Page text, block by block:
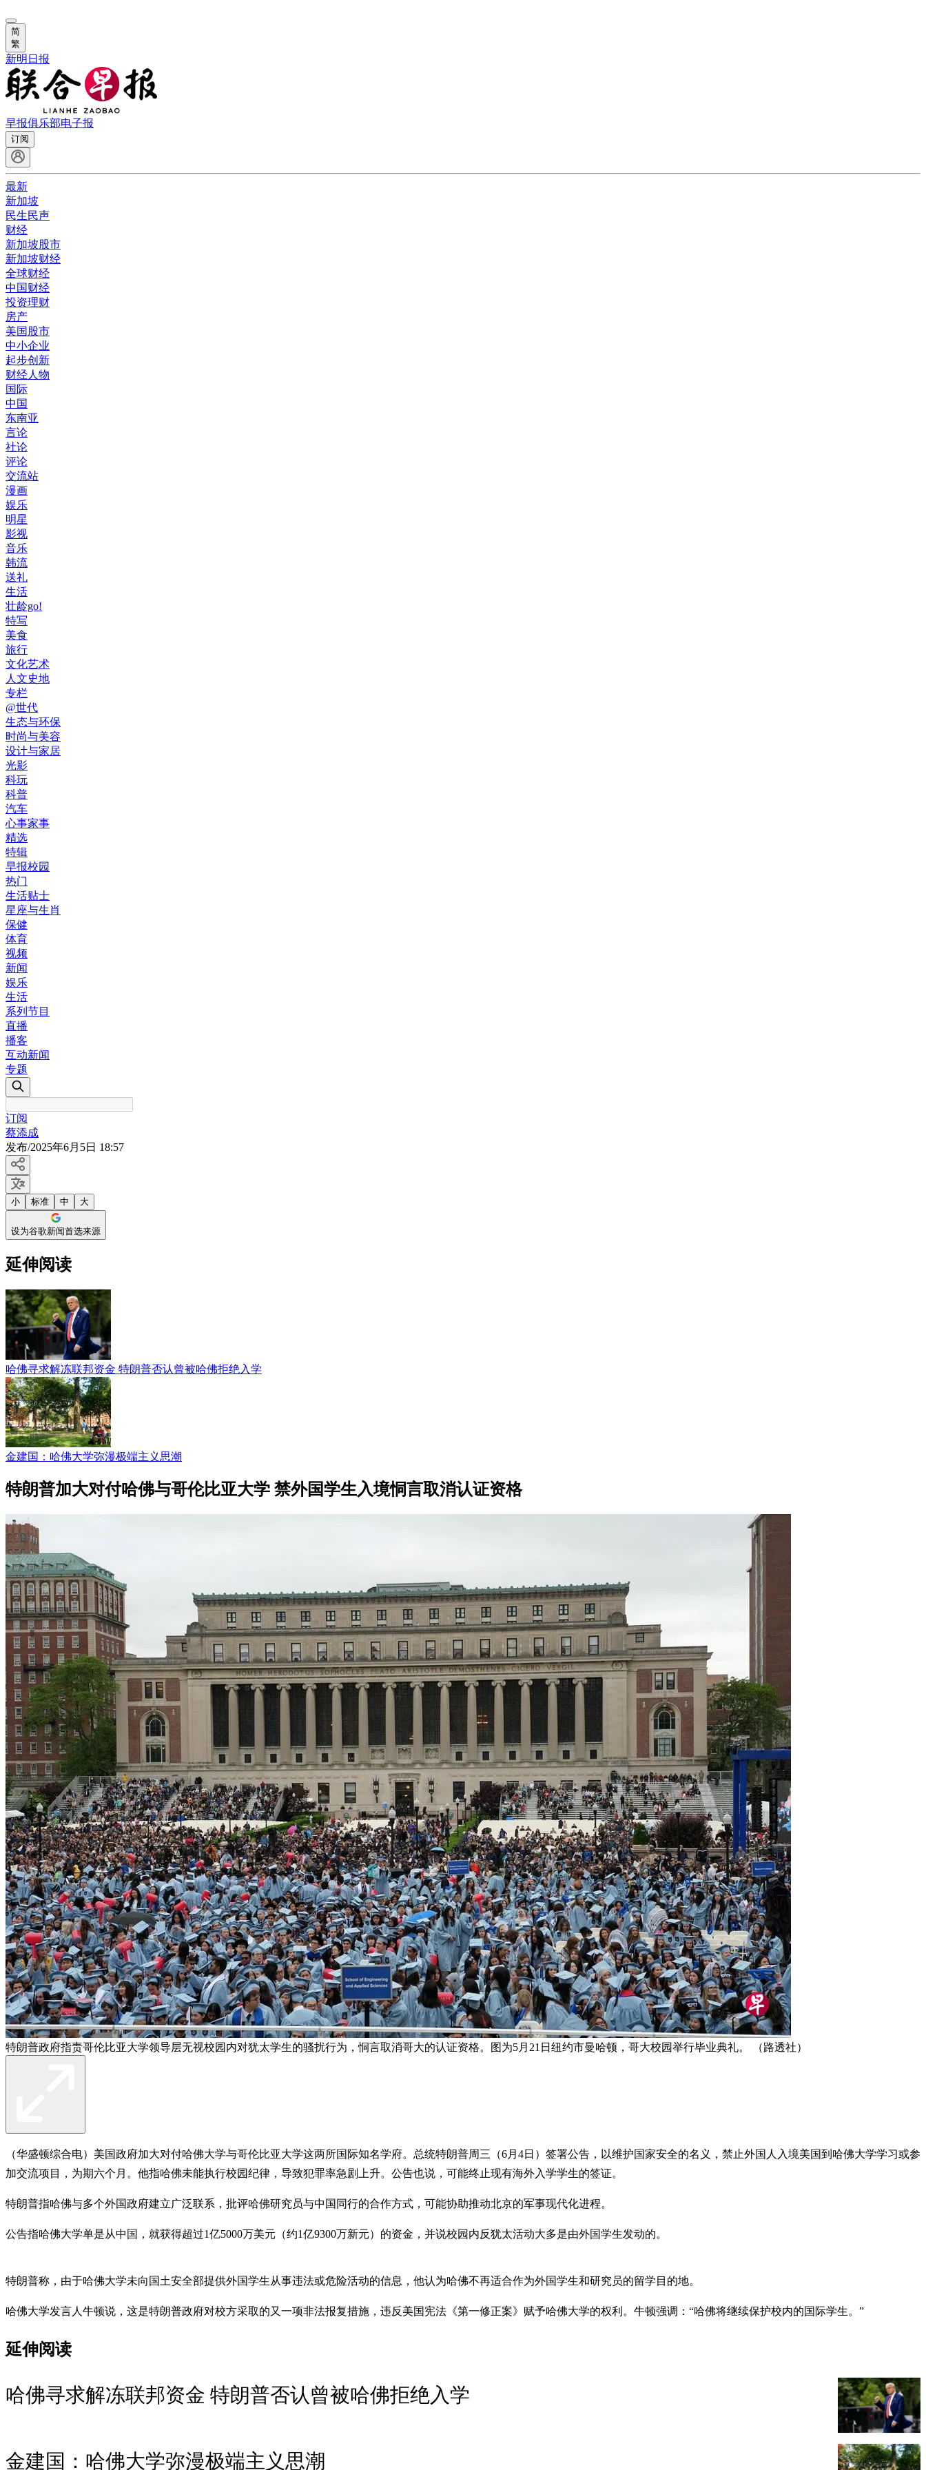
简
繁
新明日报
早报俱乐部电子报
订阅
最新
新加坡
民生民声
财经
新加坡股市
新加坡财经
全球财经
中国财经
投资理财
房产
美国股市
中小企业
起步创新
财经人物
国际
中国
东南亚
言论
社论
评论
交流站
漫画
娱乐
明星
影视
音乐
韩流
送礼
生活
壮龄go!
特写
美食
旅行
文化艺术
人文史地
专栏
@世代
生态与环保
时尚与美容
设计与家居
光影
科玩
科普
汽车
心事家事
精选
特辑
早报校园
热门
生活贴士
星座与生肖
保健
体育
视频
新闻
娱乐
生活
系列节目
直播
播客
互动新闻
专题
订阅
蔡添成
发布/2025年6月5日 18:57
小 标准 中 大
设为谷歌新闻首选来源
延伸阅读
哈佛寻求解冻联邦资金 特朗普否认曾被哈佛拒绝入学
金建国：哈佛大学弥漫极端主义思潮
特朗普加大对付哈佛与哥伦比亚大学 禁外国学生入境恫言取消认证资格
特朗普政府指责哥伦比亚大学领导层无视校园内对犹太学生的骚扰行为，恫言取消哥大的认证资格。图为5月21日纽约市曼哈顿，哥大校园举行毕业典礼。 （路透社）
（华盛顿综合电）美国政府加大对付哈佛大学与哥伦比亚大学这两所国际知名学府。总统特朗普周三（6月4日）签署公告，以维护国家安全的名义，禁止外国人入境美国到哈佛大学学习或参
加交流项目，为期六个月。他指哈佛未能执行校园纪律，导致犯罪率急剧上升。公告也说，可能终止现有海外入学学生的签证。
特朗普指哈佛与多个外国政府建立广泛联系，批评哈佛研究员与中国同行的合作方式，可能协助推动北京的军事现代化进程。
公告指哈佛大学单是从中国，就获得超过1亿5000万美元（约1亿9300万新元）的资金，并说校园内反犹太活动大多是由外国学生发动的。
特朗普称，由于哈佛大学未向国土安全部提供外国学生从事违法或危险活动的信息，他认为哈佛不再适合作为外国学生和研究员的留学目的地。
哈佛大学发言人牛顿说，这是特朗普政府对校方采取的又一项非法报复措施，违反美国宪法《第一修正案》赋予哈佛大学的权利。牛顿强调：“哈佛将继续保护校内的国际学生。”
延伸阅读
哈佛寻求解冻联邦资金 特朗普否认曾被哈佛拒绝入学
金建国：哈佛大学弥漫极端主义思潮